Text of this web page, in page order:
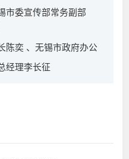
市委宣传部常务副部
陈奕 、无锡市政府办公
经理李长征